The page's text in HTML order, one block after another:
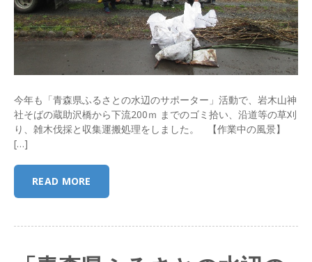
今年も「青森県ふるさとの水辺のサポーター」活動で、岩木山神
社そばの蔵助沢橋から下流200ｍ までのゴミ拾い、沿道等の草刈
り、雑木伐採と収集運搬処理をしました。 【作業中の風景】
[…]
READ MORE